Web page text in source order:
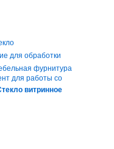
для обработки
фурнитура
для работы со
витринное